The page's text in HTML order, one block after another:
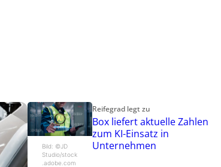
Bild: ©JD
Studio/stock
.adobe.com
Reifegrad legt zu
Box liefert aktuelle Zahlen
zum KI-Einsatz in
Unternehmen